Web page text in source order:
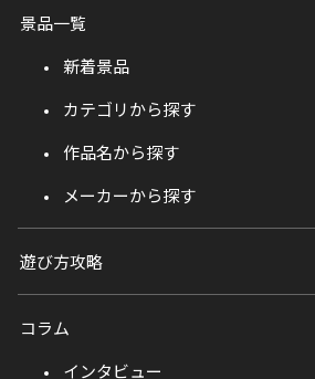
景品一覧
新着景品
カテゴリから探す
作品名から探す
メーカーから探す
遊び方攻略
コラム
インタビュー